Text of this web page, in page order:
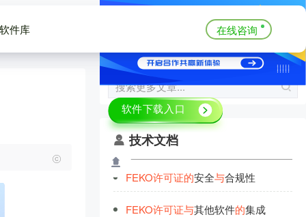
件库 在线咨询
技术文档
FEKO许可证的安全与合规性
FEKO许可证与其他软件的集成